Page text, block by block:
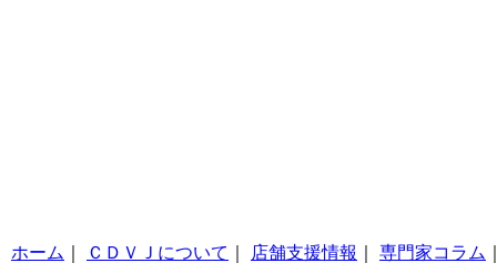
ホーム ＣＤＶＪについて 店舗支援情報 専門家コラム